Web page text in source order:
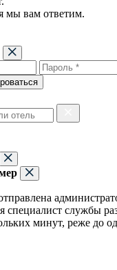
мы вам ответим.
специалист службы
минут, реже до